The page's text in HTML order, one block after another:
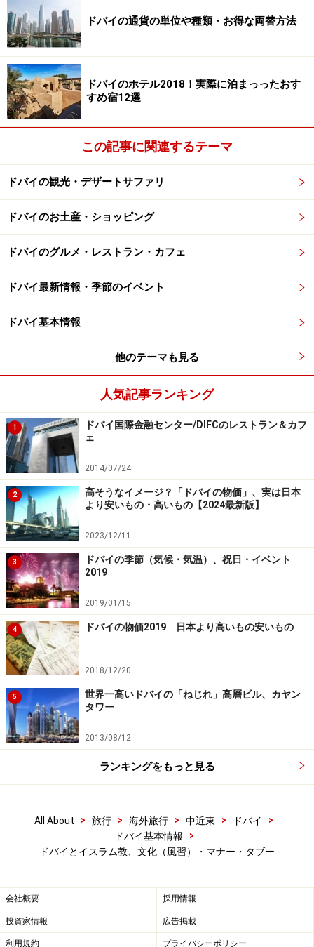
かも知れませんが、警察沙汰になることも実際にはある
のです。特に
ラマダン（イスラムの断食月）中は、公共
の場で手をつなぐ程度の行為でも、完全な禁欲生活中の
イスラム教徒の人々を不愉快な思いにさせる、大変失礼
な行為にあたります。
また、アバヤ（黒い民族衣装）を着た女性を許可無く写
真撮影してはいけません（許可をくれる一般女性はほと
んどいないと思いますが……）。特にブルカ（顔を覆って
いるマスク）を着用している女性には、あなたが男性で
あればむやみに近づかないように気をつけましょう。
イスラム教では基本的にアルコールの摂取は禁じられて
センス（お酒の販売許可）を持つ五つ星ホテル内のレス
トラン等でお酒を楽しむことができます。ビーチや公共
どは、違法行為になり厳しく罰せられるのでご注意を。
※記事内容は執筆時点のものです。最新の内容をご確認くださ
い。
※海外を訪れる際には最新情報の入手に努め、「
ホームページ」を確認するなど、安全確保に十分注意を払ってく
ださい。
ドバイの通貨の単位や種類・お得な両替方法
ドバイのホテル2018！実際に泊まっったおす
すめ宿12選
この記事に関連するテーマ
ドバイの観光・デザートサファリ
ドバイのお土産・ショッピング
ドバイのグルメ・レストラン・カフェ
ドバイ最新情報・季節のイベント
ドバイ基本情報
他のテーマも見る
人気記事ランキング
1
ドバイ国際金融センター/DIFCのレストラン＆カフ
ェ
2014/07/24
2
高そうなイメージ？「ドバイの物価」、実は日本
より安いもの・高いもの【2024最新版】
2023/12/11
3
ドバイの季節（気候・気温）、祝日・イベント
2019
2019/01/15
4 ドバイの物価2019 日本より高いもの安いもの
2018/12/20
5
世界一高いドバイの「ねじれ」高層ビル、カヤン
タワー
2013/08/12
ランキングをもっと見る
All About > 旅行 > 海外旅行 > 中近東 > ドバイ
>
ドバイ基本情報
>
ドバイとイスラム教、文化（風習）・マナー・タブー
会社概要 採用情報
投資家情報 広告掲載
利用規約 プライバシーポリシー